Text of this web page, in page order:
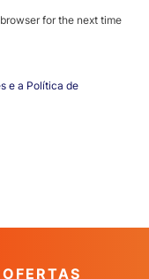
for the next time
e a Política de